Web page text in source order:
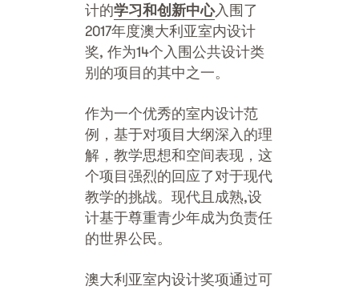
计的学习和创新中心入围了
2017年度澳大利亚室内设计
奖, 作为14个入围公共设计类
别的项目的其中之一。
作为一个优秀的室内设计范
例，基于对项目大纲深入的理
解，教学思想和空间表现，这
个项目强烈的回应了对于现代
教学的挑战。现代且成熟,设
计基于尊重青少年成为负责任
的世界公民。
澳大利亚室内设计奖项通过可